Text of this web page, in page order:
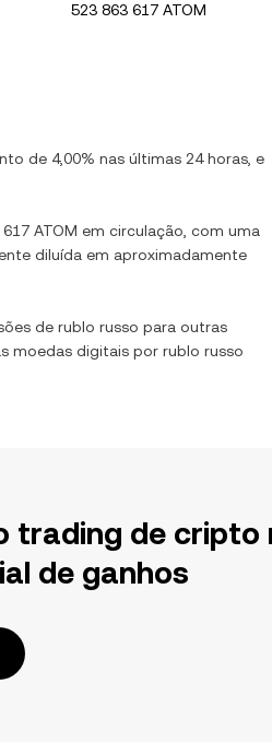
523 863 617 ATOM
de 4,00% nas últimas 24 horas, e
ATOM em circulação, com uma
diluída em aproximadamente
de rublo russo para outras
moedas digitais por rublo russo
trading de cripto
de ganhos